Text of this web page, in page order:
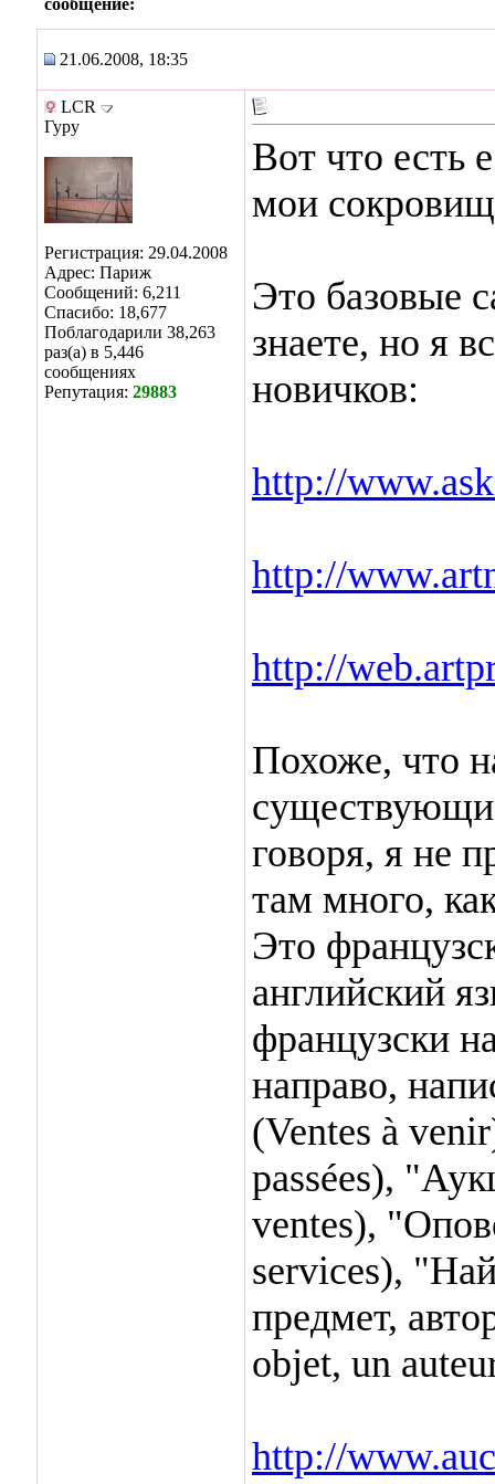
сообщение:
21.06.2008, 18:35
LCR
Гуру
Регистрация: 29.04.2008
Адрес: Париж
Сообщений: 6,211
Спасибо: 18,677
Поблагодарили 38,263
раз(а) в 5,446
сообщениях
Репутация: 29883
Вот что есть
мои
Это базовые
знаете, но я
новичков:
http://
http://
http://
Похоже, что
говоря, я не
там много,
Это
английский
французски
направо,
(Ventes à
passées),
ventes),
services),
предмет,
objet, un
http://